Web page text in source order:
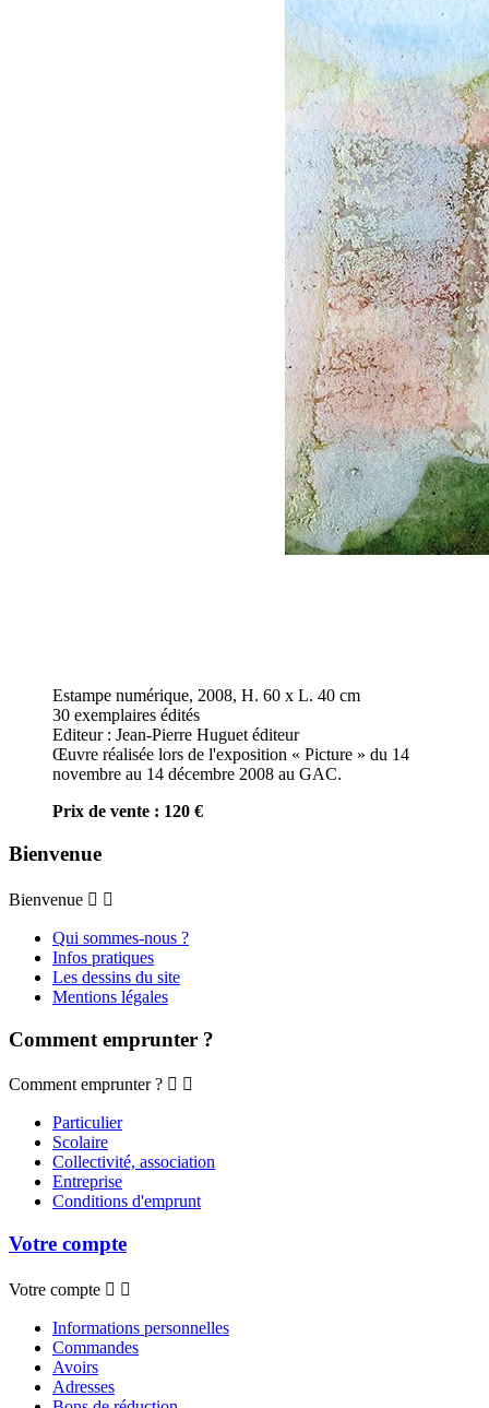
Estampe numérique, 2008, H. 60 x L. 40 cm
30 exemplaires édités
Editeur : Jean-Pierre Huguet éditeur
Œuvre réalisée lors de l'exposition « Picture » du 14
novembre au 14 décembre 2008 au GAC.
Prix de vente : 120 €
Bienvenue
Bienvenue  
Qui sommes-nous ?
Infos pratiques
Les dessins du site
Mentions légales
Comment emprunter ?
Comment emprunter ?  
Particulier
Scolaire
Collectivité, association
Entreprise
Conditions d'emprunt
Votre compte
Votre compte  
Informations personnelles
Commandes
Avoirs
Adresses